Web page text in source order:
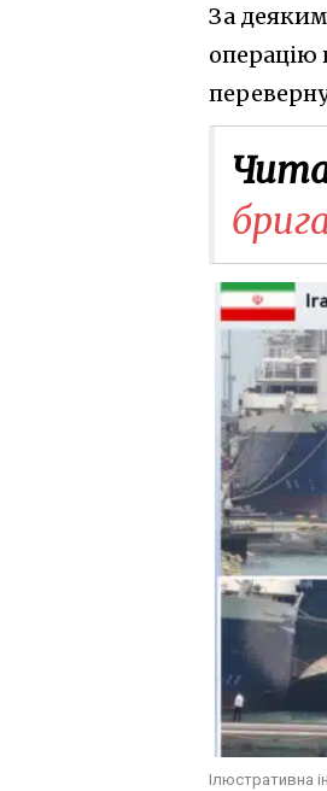
За
операцію
Ілюстративна